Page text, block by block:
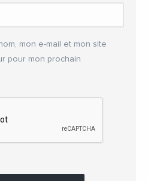
mon e-mail et mon site
pour mon prochain